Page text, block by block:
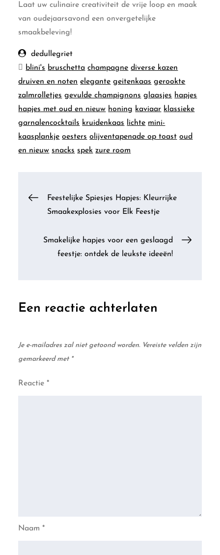
Laat uw culinaire creativiteit de vrije loop en maak
van oudejaarsavond een onvergetelijke
smaakbeleving!
dedullegriet
blini's bruschetta champagne diverse kazen
druiven en noten elegante geitenkaas gerookte
zalmrolletjes gevulde champignons glaasjes hapjes
hapjes met oud en nieuw honing kaviaar klassieke
garnalencocktails kruidenkaas lichte mini-
kaasplankje oesters olijventapenade op toast oud
en nieuw snacks spek zure room
Berichtnavigatie
Feestelijke Spiesjes Hapjes: Kleurrijke
Smaakexplosies voor Elk Feestje
Smakelijke hapjes voor een geslaagd
feestje: ontdek de leukste ideeën!
Een reactie achterlaten
Je e-mailadres zal niet getoond worden. Vereiste velden zijn
gemarkeerd met *
Reactie*
Naam*